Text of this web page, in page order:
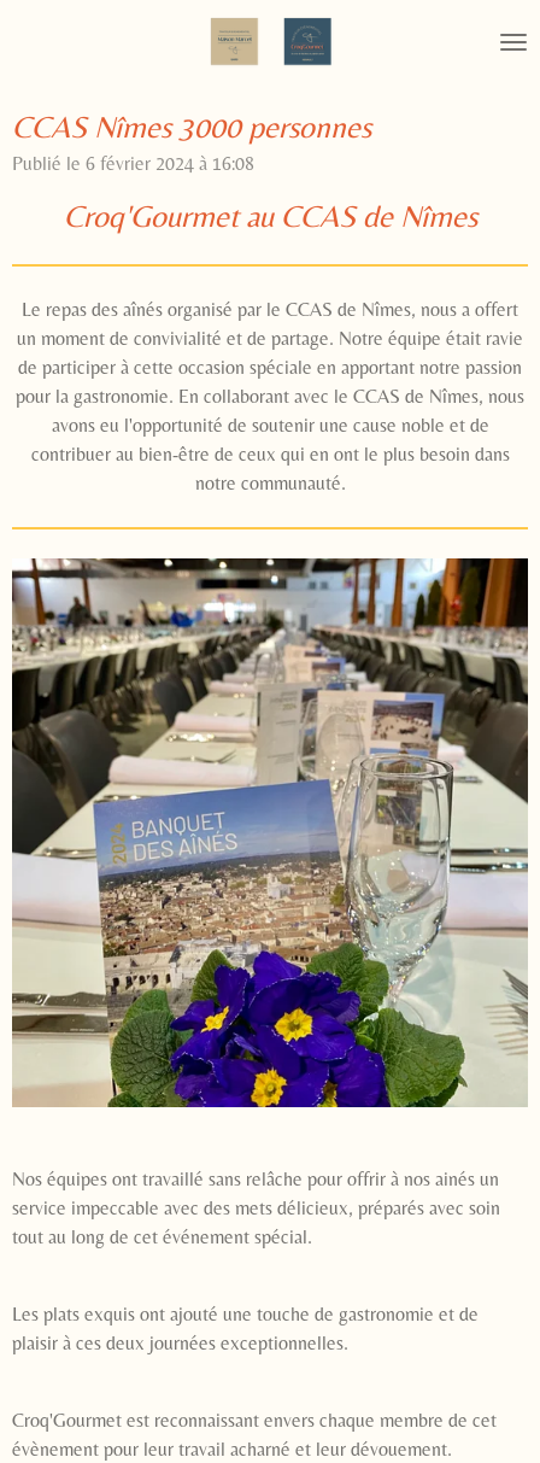
principal
CCAS Nîmes 3000 personnes
Publié le 6 février 2024 à 16:08
Croq'Gourmet au CCAS de Nîmes
Le repas des aînés organisé par le CCAS de Nîmes, nous a offert
un moment de convivialité et de partage. Notre équipe était ravie
de participer à cette occasion spéciale en apportant notre passion
pour la gastronomie. En collaborant avec le CCAS de Nîmes, nous
avons eu l'opportunité de soutenir une cause noble et de
contribuer au bien-être de ceux qui en ont le plus besoin dans
notre communauté.
Nos équipes ont travaillé sans relâche pour offrir à nos ainés un
service impeccable avec des mets délicieux, préparés avec soin
tout au long de cet événement spécial.
Les plats exquis ont ajouté une touche de gastronomie et de
plaisir à ces deux journées exceptionnelles.
Croq'Gourmet est reconnaissant envers chaque membre de cet
évènement pour leur travail acharné et leur dévouement.